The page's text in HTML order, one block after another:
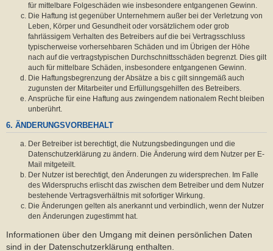
für mittelbare Folgeschäden wie insbesondere entgangenen Gewinn.
Die Haftung ist gegenüber Unternehmern außer bei der Verletzung von
Leben, Körper und Gesundheit oder vorsätzlichem oder grob
fahrlässigem Verhalten des Betreibers auf die bei Vertragsschluss
typischerweise vorhersehbaren Schäden und im Übrigen der Höhe
nach auf die vertragstypischen Durchschnittsschäden begrenzt. Dies gilt
auch für mittelbare Schäden, insbesondere entgangenen Gewinn.
Die Haftungsbegrenzung der Absätze a bis c gilt sinngemäß auch
zugunsten der Mitarbeiter und Erfüllungsgehilfen des Betreibers.
Ansprüche für eine Haftung aus zwingendem nationalem Recht bleiben
unberührt.
6. ÄNDERUNGSVORBEHALT
Der Betreiber ist berechtigt, die Nutzungsbedingungen und die
Datenschutzerklärung zu ändern. Die Änderung wird dem Nutzer per E-
Mail mitgeteilt.
Der Nutzer ist berechtigt, den Änderungen zu widersprechen. Im Falle
des Widerspruchs erlischt das zwischen dem Betreiber und dem Nutzer
bestehende Vertragsverhältnis mit sofortiger Wirkung.
Die Änderungen gelten als anerkannt und verbindlich, wenn der Nutzer
den Änderungen zugestimmt hat.
Informationen über den Umgang mit deinen persönlichen Daten
sind in der Datenschutzerklärung enthalten.